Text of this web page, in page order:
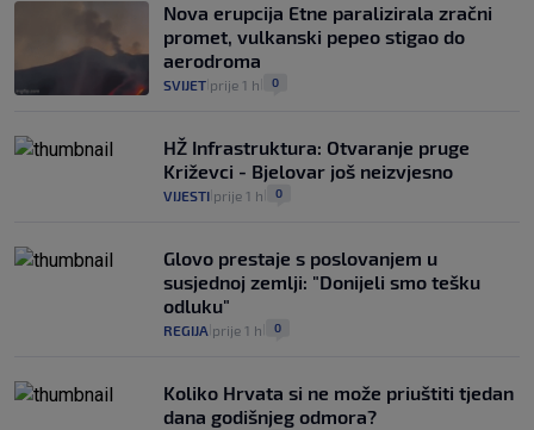
Nova erupcija Etne paralizirala zračni
promet, vulkanski pepeo stigao do
aerodroma
SVIJET prije 1 h 0
HŽ Infrastruktura: Otvaranje pruge
Križevci - Bjelovar još neizvjesno
VIJESTI prije 1 h 0
Glovo prestaje s poslovanjem u
susjednoj zemlji: "Donijeli smo tešku
odluku"
REGIJA prije 1 h 0
Koliko Hrvata si ne može priuštiti tjedan
dana godišnjeg odmora?